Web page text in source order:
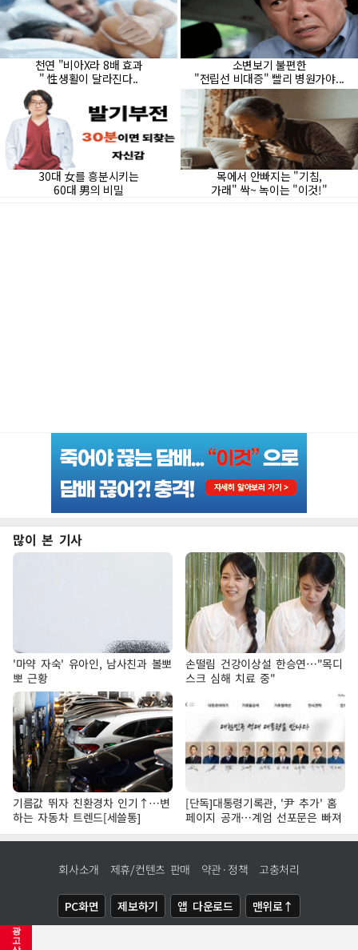
광
고
많이 본 기사
'마약 자숙' 유아인, 남사친과 볼뽀
뽀 근황
손떨림 건강이상설 한승연…"목디
스크 심해 치료 중"
기름값 뛰자 친환경차 인기↑…변
하는 자동차 트렌드[세쓸통]
[단독]대통령기록관, '尹 추가' 홈
페이지 공개…계엄 선포문은 빠져
회사소개 제휴/컨텐츠 판매 약관·정책 고충처리
PC화면 제보하기 앱 다운로드 맨위로↑